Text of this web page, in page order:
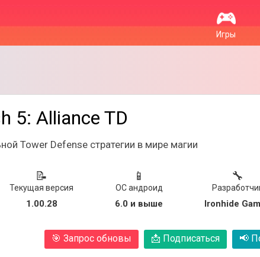
Игры
5: Alliance TD
Tower Defense стратегии в мире магии
📝
Текущая версия
1.00.28
📱
ОС андроид
6.0 и выше
🔧
Ironhide
🎯 Запрос обновы 📩 Подписаться 📢